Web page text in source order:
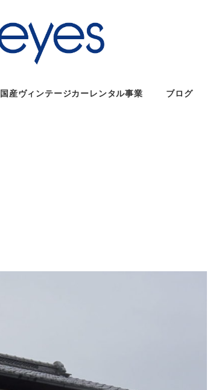
国産ヴィンテージカーレンタル事業 ブログ